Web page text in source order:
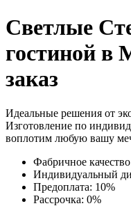
Светлые
гостиной
заказ
Идеальные решения от
Изготовление по
воплотим любую вашу
Фабричное качество
Индивидуальный
Предоплата: 10%
Рассрочка: 0%